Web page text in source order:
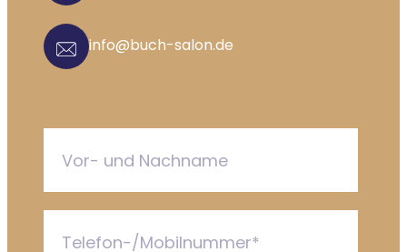
info@buch-salon.de